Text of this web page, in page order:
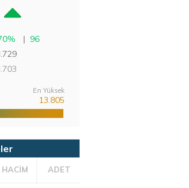
| 96
En Yüksek
13.805
HACİM ADET